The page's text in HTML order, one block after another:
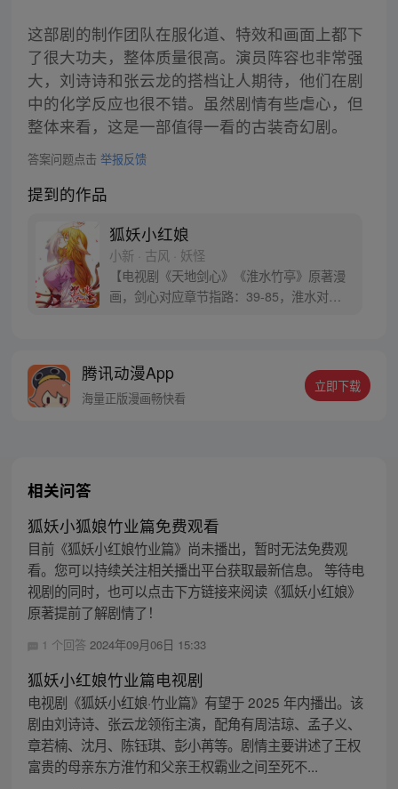
这部剧的制作团队在服化道、特效和画面上都下
了很大功夫，整体质量很高。演员阵容也非常强
大，刘诗诗和张云龙的搭档让人期待，他们在剧
中的化学反应也很不错。虽然剧情有些虐心，但
整体来看，这是一部值得一看的古装奇幻剧。
答案问题点击 举报反馈
提到的作品
狐妖小红娘
小新 · 古风 · 妖怪
【电视剧《天地剑心》《淮水竹亭》原著漫
画，剑心对应章节指路：39-85，淮水对应
腾讯动漫App
海量正版漫画畅快看
立即下载
相关问答
狐妖小狐娘竹业篇免费观看
目前《狐妖小红娘竹业篇》尚未播出，暂时无法免费观
看。您可以持续关注相关播出平台获取最新信息。 等待电
视剧的同时，也可以点击下方链接来阅读《狐妖小红娘》
原著提前了解剧情了！
1 个回答 2024年09月06日 15:33
狐妖小红娘竹业篇电视剧
电视剧《狐妖小红娘·竹业篇》有望于 2025 年内播出。该
剧由刘诗诗、张云龙领衔主演，配角有周洁琼、孟子义、
章若楠、沈月、陈钰琪、彭小苒等。剧情主要讲述了王权
富贵的母亲东方淮竹和父亲王权霸业之间至死不...